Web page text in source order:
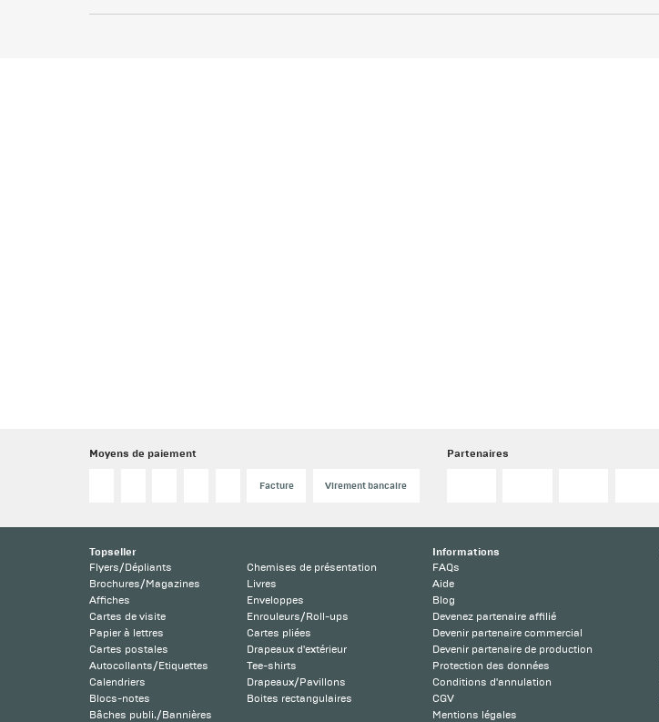
Moyens de paiement
Facture Virement bancaire
Partenaires
Topseller
Flyers/Dépliants
Brochures/Magazines
Affiches
Cartes de visite
Papier à lettres
Cartes postales
Autocollants/Etiquettes
Calendriers
Blocs-notes
Bâches publi./Bannières
Chemises de présentation
Livres
Enveloppes
Enrouleurs/Roll-ups
Cartes pliées
Drapeaux d'extérieur
Tee-shirts
Drapeaux/Pavillons
Boites rectangulaires
Informations
FAQs
Aide
Blog
Devenez partenaire affilié
Devenir partenaire commercial
Devenir partenaire de production
Protection des données
Conditions d'annulation
CGV
Mentions légales